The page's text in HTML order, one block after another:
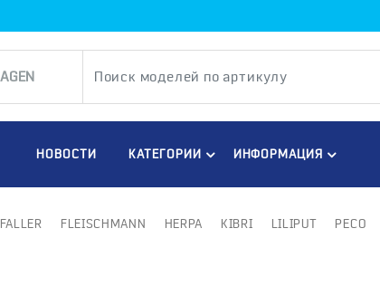
НОВОСТИ КАТЕГОРИИ ИНФОРМАЦИЯ
FALLER FLEISCHMANN HERPA KIBRI LILIPUT PECO